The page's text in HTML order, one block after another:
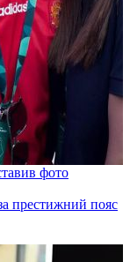
фото
престижний пояс